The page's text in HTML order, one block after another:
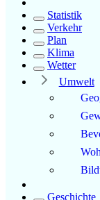
Statistik
Verkehr
Plan
Klima
Wetter
Umwelt
Geschichte